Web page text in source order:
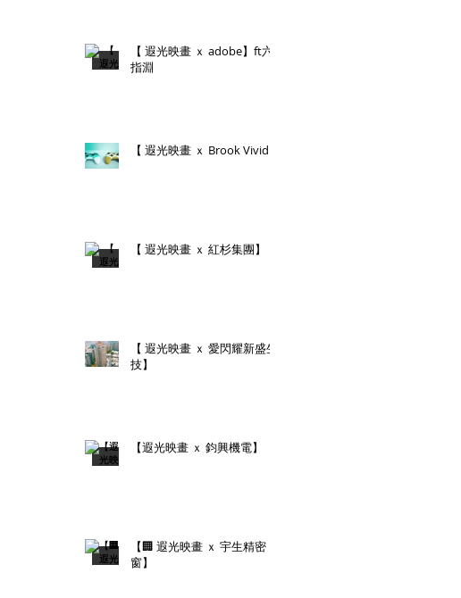
【 遐光映畫 ｘ adobe】ft六
指淵
【 遐光映畫 ｘ Brook Vivid】
【 遐光映畫 ｘ 紅杉集團】
【 遐光映畫 ｘ 愛閃耀新盛生
技】
【遐光映畫 ｘ 鈞興機電】
【🏢 遐光映畫 ｘ 宇生精密
窗】